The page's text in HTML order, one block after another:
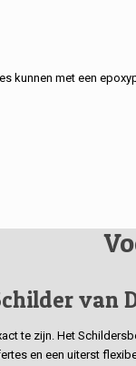
kunnen met een
van
te zijn. Het
en een uiterst